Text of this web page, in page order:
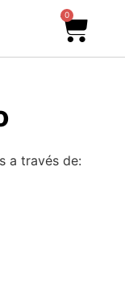
0
a través de: